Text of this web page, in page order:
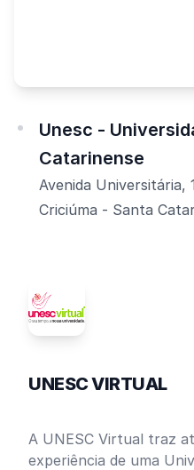
Unesc -
Catarinense
Avenida Universitária,
Criciúma - Santa
UNESC VIRTUAL
A UNESC Virtual traz
experiência de uma